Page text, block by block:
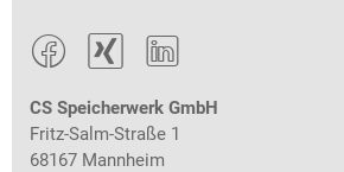
  
CS Speicherwerk GmbH
Fritz-Salm-Straße 1
68167 Mannheim